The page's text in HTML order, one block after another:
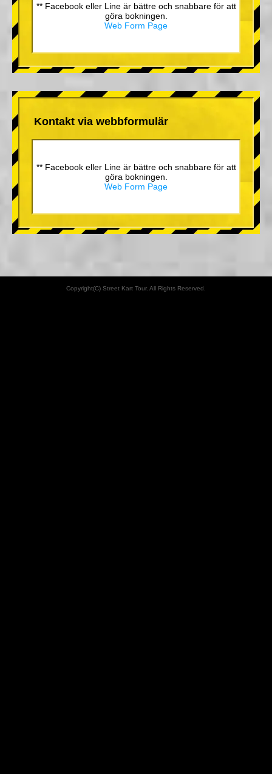
** Facebook eller Line är bättre och snabbare för att
göra bokningen.
Web Form Page
Kontakt via webbformulär
** Facebook eller Line är bättre och snabbare för att
göra bokningen.
Web Form Page
Copyright(C) Street Kart Tour. All Rights Reserved.